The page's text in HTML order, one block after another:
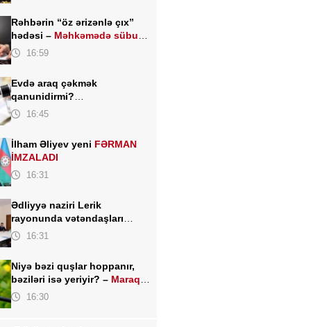
Rəhbərin “öz ərizənlə çıx”
hədəsi – Məhkəmədə sübut
kimi keçərlidirmi?
16:59
Evdə araq çəkmək
qanunidirmi?
Hüquqşünaslardan
16:45
İlham Əliyev yeni FƏRMAN
İMZALADI
16:31
Ədliyyə naziri Lerik
rayonunda vətəndaşları
qəbul edib
16:31
Niyə bəzi quşlar hoppanır,
bəziləri isə yeriyir? – Maraqlı
elmi izah
16:30